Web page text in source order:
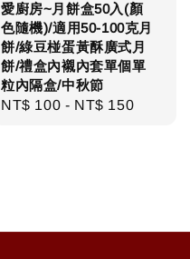
愛廚房~月餅盒50入(顏
色隨機)/適用50-100克月
餅/綠豆椪蛋黃酥廣式月
餅/禮盒內襯內套單個單
粒內隔盒/中秋節
Regular
NT$ 100 - NT$ 150